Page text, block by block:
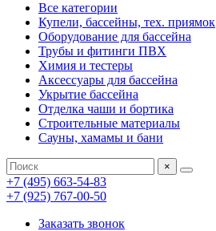
Все категории
Купели, бассейны, тех. приямок
Оборудование для бассейна
Трубы и фитинги ПВХ
Химия и тестеры
Аксессуары для бассейна
Укрытие бассейна
Отделка чаши и бортика
Строительные материалы
Сауны, хамамы и бани
×
+7 (495) 663-54-83
+7 (925) 767-00-50
Заказать звонок